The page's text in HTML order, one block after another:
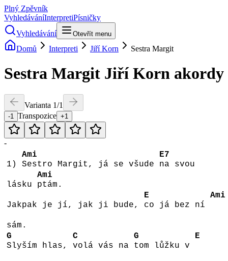
Plný Zpěvník
VyhledáváníInterpretiPísničky
Vyhledávání
Otevřít menu
Domů Interpreti Jiří Korn Sestra Margit
Sestra Margit Jiří Korn akordy
Varianta 1/1
-1 Transpozice +1
-
1)
Ami
Sestro Margit, já se všude
E7
na svou
lásku
Ami
ptám.
Jakpak je jí, jak ji bude,
E
co já bez ní
Ami
sám.
G
Slyším hlas,
C
volá vás na
G
tom lůžku v
E